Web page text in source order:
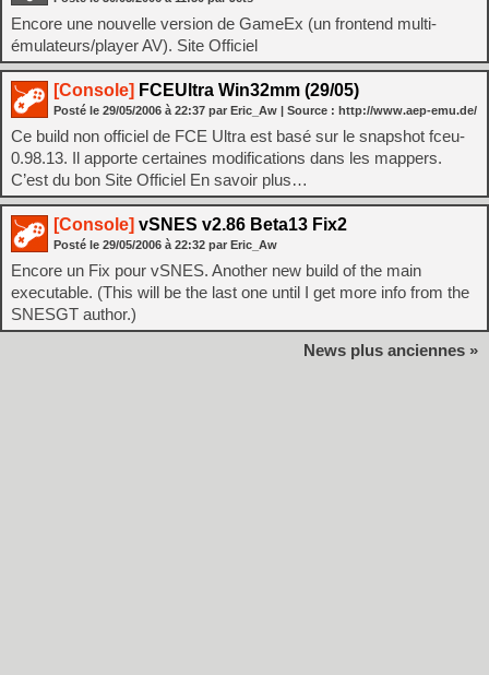
Encore une nouvelle version de GameEx (un frontend multi-
émulateurs/player AV). Site Officiel
[Console] FCEUltra Win32mm (29/05)
Posté le 29/05/2006 à 22:37 par Eric_Aw | Source : http://www.aep-emu.de/
Ce build non officiel de FCE Ultra est basé sur le snapshot fceu-
0.98.13. Il apporte certaines modifications dans les mappers.
C’est du bon Site Officiel En savoir plus…
[Console] vSNES v2.86 Beta13 Fix2
Posté le 29/05/2006 à 22:32 par Eric_Aw
Encore un Fix pour vSNES. Another new build of the main
executable. (This will be the last one until I get more info from the
SNESGT author.)
News plus anciennes »